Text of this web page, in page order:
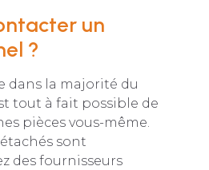
un
?
dans la majorité du
tout à fait possible de
pièces vous-même.
sont
des fournisseurs